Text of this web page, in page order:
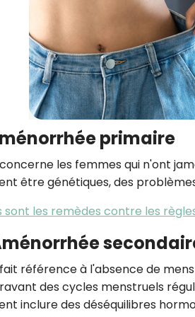
primaire
les femmes qui n'ont
être génétiques, des
sont les remèdes contre les
référence à l'absence de
des cycles menstruels
inclure des déséquilibres